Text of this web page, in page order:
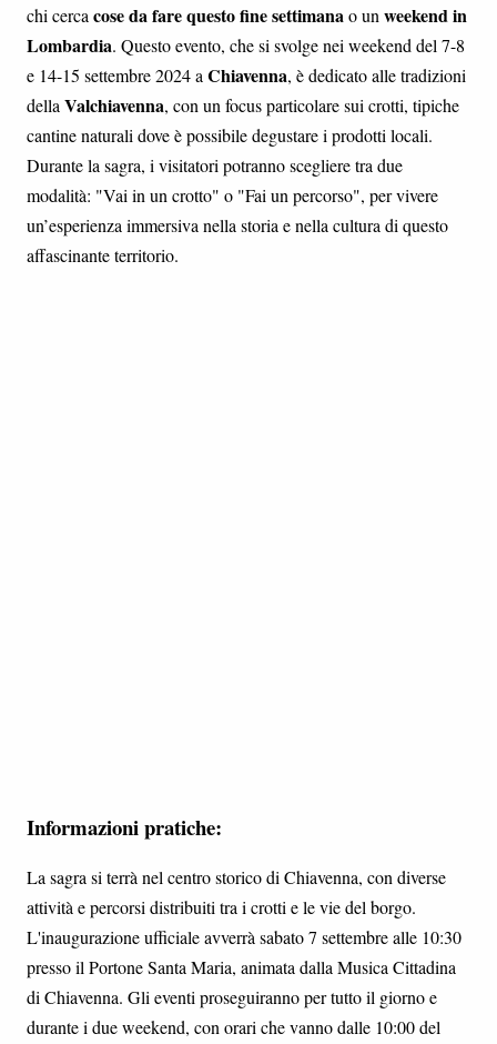
chi cerca cose da fare questo fine settimana o un weekend in
Lombardia. Questo evento, che si svolge nei weekend del 7-8
e 14-15 settembre 2024 a Chiavenna, è dedicato alle tradizioni
della Valchiavenna, con un focus particolare sui crotti, tipiche
cantine naturali dove è possibile degustare i prodotti locali.
Durante la sagra, i visitatori potranno scegliere tra due
modalità: "Vai in un crotto" o "Fai un percorso", per vivere
un’esperienza immersiva nella storia e nella cultura di questo
affascinante territorio.
Informazioni pratiche:
La sagra si terrà nel centro storico di Chiavenna, con diverse
attività e percorsi distribuiti tra i crotti e le vie del borgo.
L'inaugurazione ufficiale avverrà sabato 7 settembre alle 10:30
presso il Portone Santa Maria, animata dalla Musica Cittadina
di Chiavenna. Gli eventi proseguiranno per tutto il giorno e
durante i due weekend, con orari che vanno dalle 10:00 del